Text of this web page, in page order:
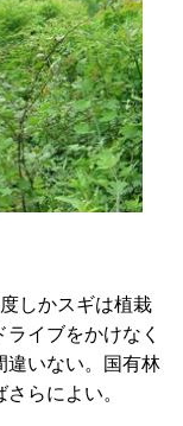
しかスギは植栽
イブをかけなく
違いない。国有林
らによい。